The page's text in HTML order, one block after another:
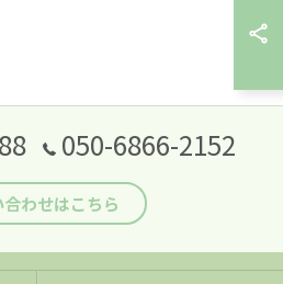
050-6866-2152
わせはこちら